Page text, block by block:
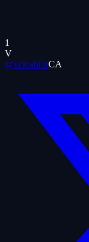
1
V
@vclosbfutCA